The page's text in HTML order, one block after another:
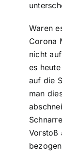
Waren
Corona
nicht
es
auf die
man
Vorstoß